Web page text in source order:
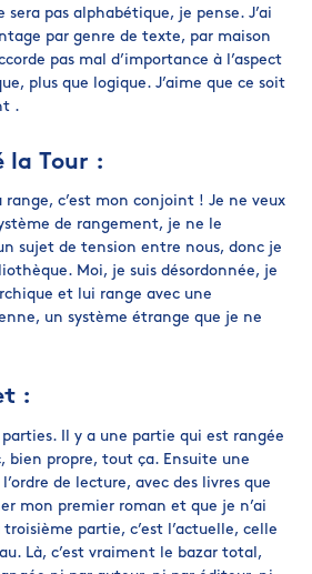
sera pas alphabétique, je pense. J’ai
par genre de texte, par maison
pas mal d’importance à l’aspect
plus que logique. J’aime que ce soit
.
la Tour :
range, c’est mon conjoint ! Je ne veux
de rangement, je ne le
sujet de tension entre nous, donc je
Moi, je suis désordonnée, je
et lui range avec une
un système étrange que je ne
:
Il y a une partie qui est rangée
bien propre, tout ça. Ensuite une
de lecture, avec des livres que
mon premier roman et que je n’ai
partie, c’est l’actuelle, celle
Là, c’est vraiment le bazar total,